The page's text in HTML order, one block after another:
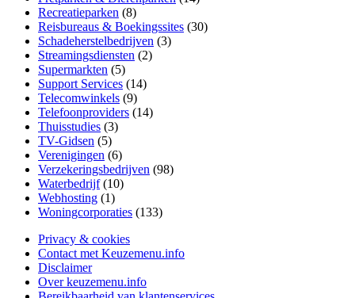
Recreatieparken (8)
Reisbureaus & Boekingssites (30)
Schadeherstelbedrijven (3)
Streamingsdiensten (2)
Supermarkten (5)
Support Services (14)
Telecomwinkels (9)
Telefoonproviders (14)
Thuisstudies (3)
TV-Gidsen (5)
Verenigingen (6)
Verzekeringsbedrijven (98)
Waterbedrijf(10)
Webhosting (1)
Woningcorporaties (133)
Privacy & cookies
Contact met Keuzemenu.info
Disclaimer
Over keuzemenu.info